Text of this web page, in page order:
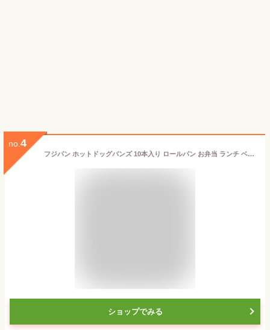
no. 4
フジパン ホットドッグバンズ 10本入り ロールパン お弁当 ランチ ベーカリー 食品 夜食 朝食 パーティー バーベキュー BBQ ハロウィン クリスマス 誕生日 おやつ 運動会 イベント コストコ 業務用 アレンジ 安い カロリー cal 賞味期限【Costco コストコ】
ショップでみる